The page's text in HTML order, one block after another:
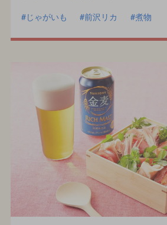
じゃがいも 前沢リカ 煮物